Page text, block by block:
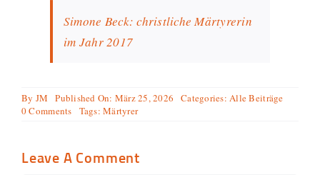
Simone Beck: christliche Märtyrerin
im Jahr 2017
By JM Published On: März 25, 2026 Categories:Alle Beiträge
0 Commentson
Märtyrerin
Tags:Märtyrer
Leave A Comment